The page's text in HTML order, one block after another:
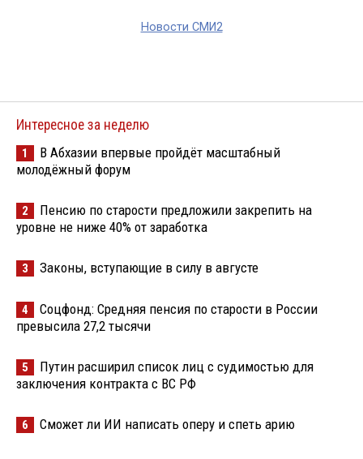
Новости СМИ2
Интересное за неделю
1
В Абхазии впервые пройдёт масштабный
молодёжный форум
2
Пенсию по старости предложили закрепить на
уровне не ниже 40% от заработка
3 Законы, вступающие в силу в августе
4
Соцфонд: Средняя пенсия по старости в России
превысила 27,2 тысячи
5
Путин расширил список лиц с судимостью для
заключения контракта с ВС РФ
6 Сможет ли ИИ написать оперу и спеть арию